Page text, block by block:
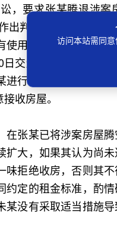
，要求张某腾退涉
判决：解除双方合同
用费。一审判决作出
交还涉案房屋，但朱
行交接，但朱某仍然
收房屋。
张某已将涉案房屋腾
大，如果其认为尚
拒绝收房，否则其
定的租金标准，酌
没有采取适当措施
访问本站需同意